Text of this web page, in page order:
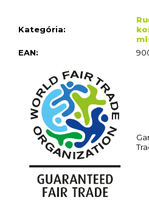
Kategória:
EAN:
HĽADAŤ